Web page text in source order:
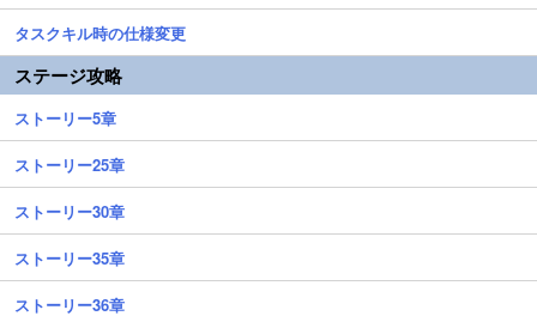
タスクキル時の仕様変更
ステージ攻略
ストーリー5章
ストーリー25章
ストーリー30章
ストーリー35章
ストーリー36章